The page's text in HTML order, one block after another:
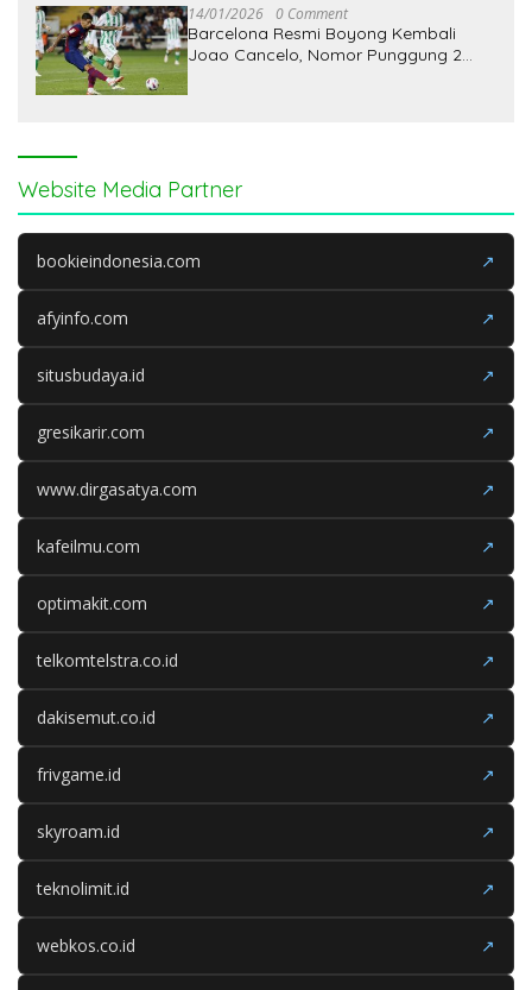
14/01/2026 0 Comment
Barcelona Resmi Boyong Kembali
Joao Cancelo, Nomor Punggung 2
Website Media Partner
bookieindonesia.com ↗
afyinfo.com ↗
situsbudaya.id ↗
gresikarir.com ↗
www.dirgasatya.com ↗
kafeilmu.com ↗
optimakit.com ↗
telkomtelstra.co.id ↗
dakisemut.co.id ↗
frivgame.id ↗
skyroam.id ↗
teknolimit.id ↗
webkos.co.id ↗